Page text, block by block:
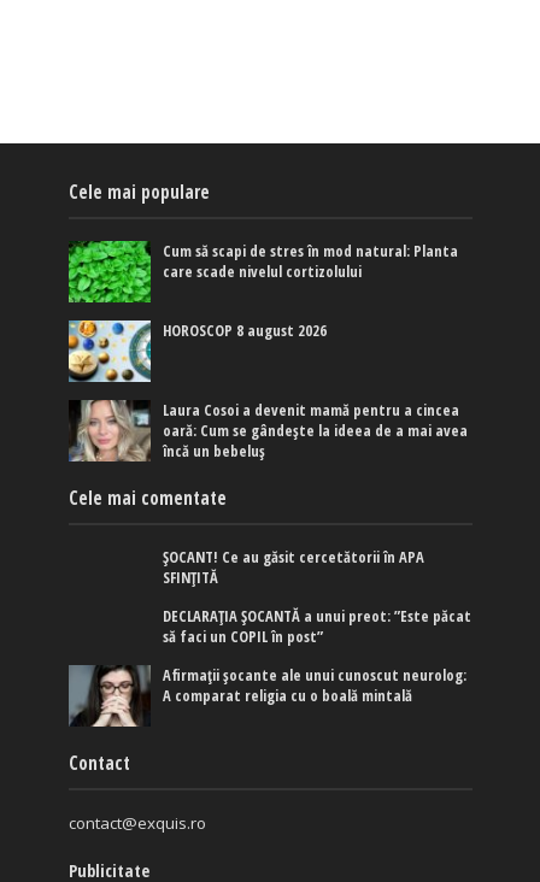
Cele mai populare
Cum să scapi de stres în mod natural: Planta
care scade nivelul cortizolului
HOROSCOP 8 august 2026
Laura Cosoi a devenit mamă pentru a cincea
oară: Cum se gândește la ideea de a mai avea
încă un bebeluș
Cele mai comentate
ȘOCANT! Ce au găsit cercetătorii în APA
SFINȚITĂ
DECLARAȚIA ȘOCANTĂ a unui preot: ”Este păcat
să faci un COPIL în post”
Afirmaţii şocante ale unui cunoscut neurolog:
A comparat religia cu o boală mintală
Contact
contact@exquis.ro
Publicitate